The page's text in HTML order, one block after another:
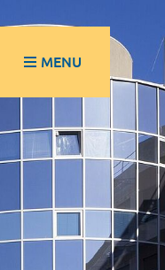
MENU